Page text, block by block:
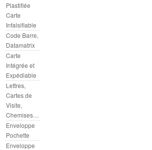
Plastifiée
Carte
Infalsifiable
Code Barre,
Datamatrix
Carte
Intégrée et
Expédiable
Lettres,
Cartes de
Visite,
Chemises…
Enveloppe
Pochette
Enveloppe